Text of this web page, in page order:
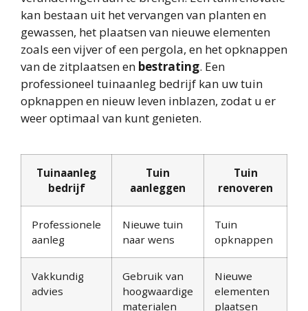
kan bestaan uit het vervangen van planten en
gewassen, het plaatsen van nieuwe elementen
zoals een vijver of een pergola, en het opknappen
van de zitplaatsen en bestrating. Een
professioneel tuinaanleg bedrijf kan uw tuin
opknappen en nieuw leven inblazen, zodat u er
weer optimaal van kunt genieten.
Tuinaanleg
bedrijf
Tuin
aanleggen
Tuin
renoveren
Professionele
aanleg
Nieuwe tuin
naar wens
Tuin
opknappen
Vakkundig
advies
Gebruik van
hoogwaardige
materialen
Nieuwe
elementen
plaatsen